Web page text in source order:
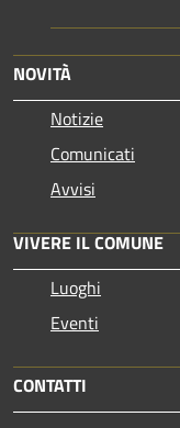
NOVITÀ
Notizie
Comunicati
Avvisi
VIVERE IL COMUNE
Luoghi
Eventi
CONTATTI